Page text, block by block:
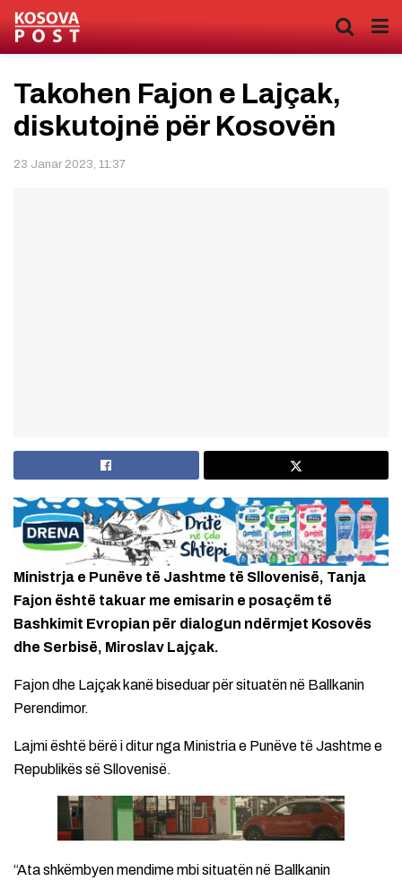
Takohen Fajon e Lajçak,
diskutojnë për Kosovën
23 Janar 2023, 11:37
Ministrja e Punëve të Jashtme të Sllovenisë, Tanja
Fajon është takuar me emisarin e posaçëm të
Bashkimit Evropian për dialogun ndërmjet Kosovës
dhe Serbisë, Miroslav Lajçak.
Fajon dhe Lajçak kanë biseduar për situatën në Ballkanin
Perendimor.
Lajmi është bërë i ditur nga Ministria e Punëve të Jashtme e
Republikës së Sllovenisë.
“Ata shkëmbyen mendime mbi situatën në Ballkanin